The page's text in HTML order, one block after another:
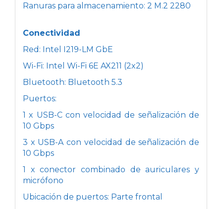
Ranuras para almacenamiento: 2 M.2 2280
Conectividad
Red: Intel I219-LM GbE
Wi-Fi: Intel Wi-Fi 6E AX211 (2x2)
Bluetooth: Bluetooth 5.3
Puertos:
1 x USB-C con velocidad de señalización de
10 Gbps
3 x USB-A con velocidad de señalización de
10 Gbps
1 x conector combinado de auriculares y
micrófono
Ubicación de puertos: Parte frontal